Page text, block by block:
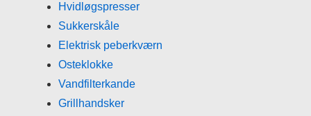
Hvidløgspresser
Sukkerskåle
Elektrisk peberkværn
Osteklokke
Vandfilterkande
Grillhandsker